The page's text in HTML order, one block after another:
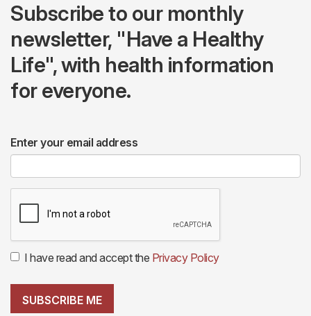
Subscribe to our monthly
newsletter, "Have a Healthy
Life", with health information
for everyone.
Enter your email address
I have read and accept the Privacy Policy
SUBSCRIBE ME